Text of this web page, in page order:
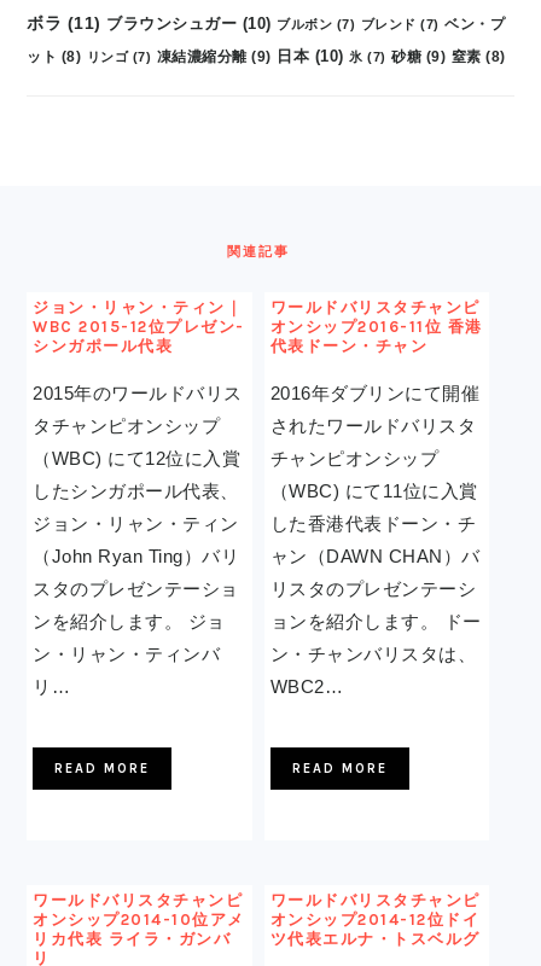
ボラ (11) ブラウンシュガー (10) ブルボン (7) ブレンド (7) ベン・プ
ット (8) リンゴ(7) 凍結濃縮分離(9) 日本 (10) 氷 (7) 砂糖 (9) 窒素 (8)
関連記事
ジョン・リャン・ティン｜
WBC 2015-12位プレゼン-
シンガポール代表
2015年のワールドバリス
タチャンピオンシップ
（WBC) にて12位に入賞
したシンガポール代表、
ジョン・リャン・ティン
（John Ryan Ting）バリ
スタのプレゼンテーショ
ンを紹介します。 ジョ
ン・リャン・ティンバ
リ…
READ MORE
ワールドバリスタチャンピ
オンシップ2016-11位 香港
代表ドーン・チャン
2016年ダブリンにて開催
されたワールドバリスタ
チャンピオンシップ
（WBC) にて11位に入賞
した香港代表ドーン・チ
ャン（DAWN CHAN）バ
リスタのプレゼンテーシ
ョンを紹介します。 ドー
ン・チャンバリスタは、
WBC2…
READ MORE
ワールドバリスタチャンピ
オンシップ2014-10位アメ
リカ代表 ライラ・ガンバ
リ
ワールドバリスタチャンピ
オンシップ2014-12位ドイ
ツ代表エルナ・トスベルグ